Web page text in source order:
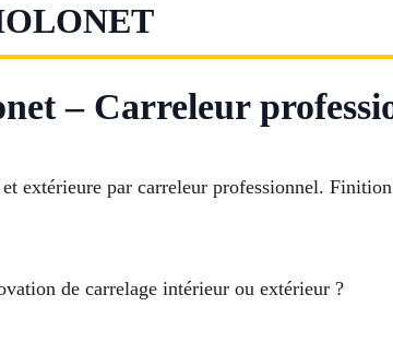
– Carreleur
extérieure par carreleur professionnel.
de carrelage intérieur ou extérieur ?